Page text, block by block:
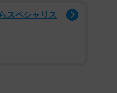
スペシャリス